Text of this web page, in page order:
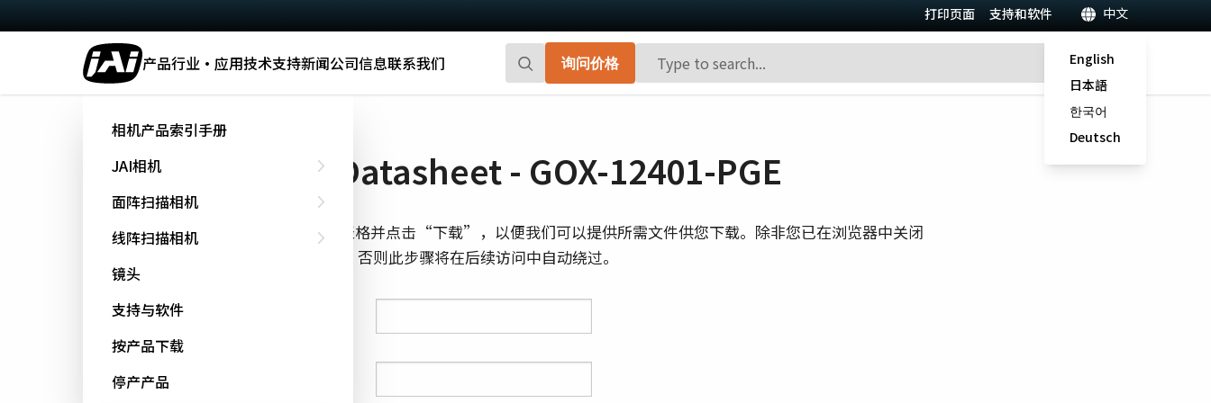
打印页面 支持和软件 中文
English
日本語
한국어
Deutsch
产品行业·应用技术支持新闻公司信息联系我们 询问价格
相机产品索引手册
JAI相机
面阵扫描相机
线阵扫描相机
镜头
支持与软件
按产品下载
停产产品
系统的CMOS区域扫描相机。
高帧率和前沿的传感器技术。
Spark系列
先进的面阵扫描相机，能够提供高分辨
率、高帧率和高图像质量。
Fusion系列
多传感器多光谱面阵扫描相机，具备适用
于专业成像应用的独特功能。
可订制搭载有两个或三个传感器的多光谱
3-CMOS棱镜式RGB面阵扫描相机，能够比
下载 Datasheet - GOX-12401-PGE
填写下面的表格并点击“下载”，以便我们可以提供所需文件供您下载。除非您已在浏览器中关闭
cookie跟踪，否则此步骤将在后续访问中自动绕过。